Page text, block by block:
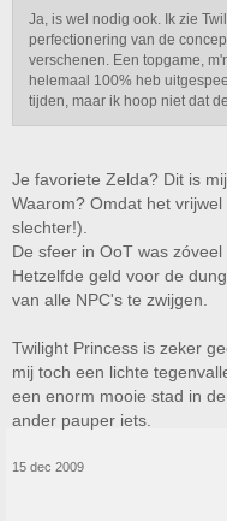
Ja, is wel nodig ook. Ik zie
perfectionering van de
verschenen. Een topgame,
helemaal 100% heb
tijden, maar ik hoop niet dat
Je favoriete Zelda? Dit is
Waarom? Omdat het
slechter!).
De sfeer in OoT was
Hetzelfde geld voor de
van alle NPC's te zwijgen.
Twilight Princess is zeker
mij toch een lichte
een enorm mooie stad in
ander pauper iets.
15 dec 2009